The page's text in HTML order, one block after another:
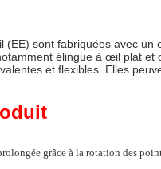
sont fabriquées avec
élingue à œil plat
et flexibles. Elles
grâce à la rotation des